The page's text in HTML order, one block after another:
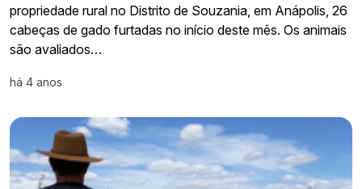
propriedade rural no Distrito de Souzania, em Anápolis, 26
cabeças de gado furtadas no início deste mês. Os animais
são avaliados…
há 4 anos